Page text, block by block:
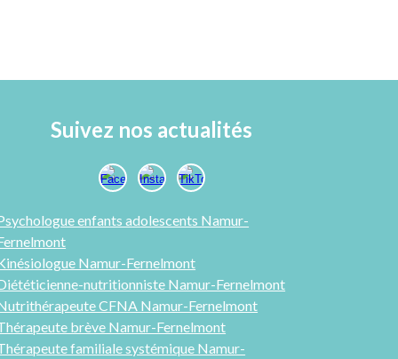
Suivez nos actualités
enfants adolescents Namur-
Namur-Fernelmont
nutritionniste Namur-Fernelmont
CFNA Namur-Fernelmont
brève Namur-Fernelmont
familiale systémique Namur-